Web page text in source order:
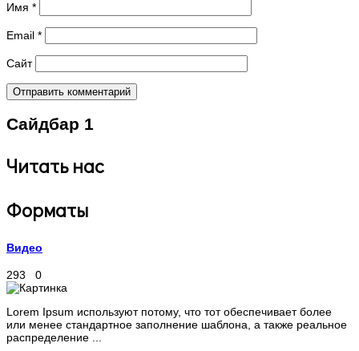
Имя *
Email *
Сайт
Сайдбар 1
Читать нас
Форматы
Видео
293 0
Lorem Ipsum используют потому, что тот обеспечивает более
или менее стандартное заполнение шаблона, а также реальное
распределение ...